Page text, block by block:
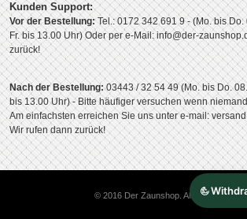
Kunden Support:
Vor der Bestellung:Tel.: 0172 342 691 9 - (Mo. bis
Fr. bis 13.00 Uhr)Oder per e-Mail: info@der-
zurück!
Nach der Bestellung:03443 / 32 54 49 (Mo. bis Do.
bis 13.00 Uhr) - Bitte häufiger versuchen wenn
Am einfachsten erreichen Sie uns unter e-mail:
Wir rufen dann zurück!
© 2016 Der Zaunshop. All Rights